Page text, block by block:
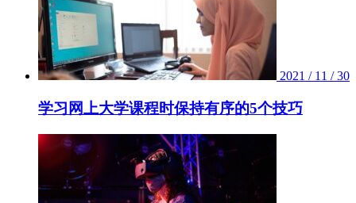
2021 / 11 / 30
学习网上大学课程时保持有序的5个技巧